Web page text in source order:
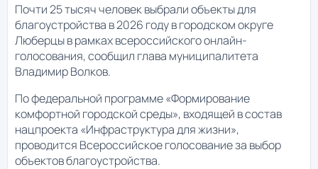
Почти 25 тысяч человек выбрали объекты для
благоустройства в 2026 году в городском округе
Люберцы в рамках всероссийского онлайн-
голосования, сообщил глава муниципалитета
Владимир Волков.
По федеральной программе «Формирование
комфортной городской среды», входящей в состав
нацпроекта «Инфраструктура для жизни»,
проводится Всероссийское голосование за выбор
объектов благоустройства.